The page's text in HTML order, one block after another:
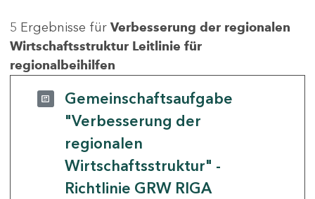
5 Ergebnisse für Verbesserung der regionalen
Wirtschaftsstruktur Leitlinie für
regionalbeihilfen
Gemeinschaftsaufgabe
"Verbesserung der
regionalen
Wirtschaftsstruktur" -
Richtlinie GRW RIGA